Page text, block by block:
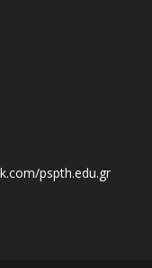
pspth.edu.gr